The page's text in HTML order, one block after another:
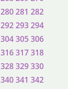
280281 282
292293294
304305306
316317318
328329330
340341 342